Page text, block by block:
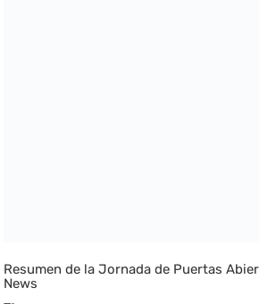
Resumen de la Jornada de Puertas
News